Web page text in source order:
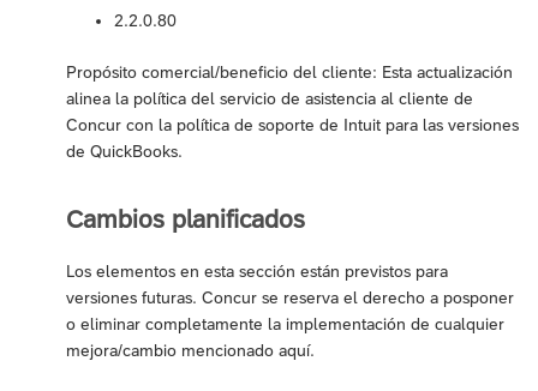
2.2.0.80
Propósito comercial/beneficio del cliente: Esta actualización
alinea la política del servicio de asistencia al cliente de
Concur con la política de soporte de Intuit para las versiones
de QuickBooks.
Cambios planificados
Los elementos en esta sección están previstos para
versiones futuras. Concur se reserva el derecho a posponer
o eliminar completamente la implementación de cualquier
mejora/cambio mencionado aquí.